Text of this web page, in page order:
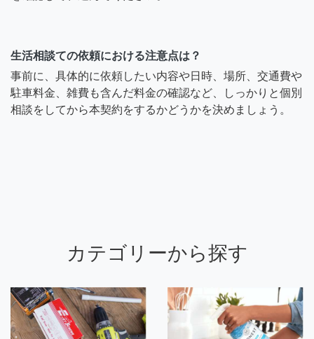
生活相談ての依頼における注意点は？
事前に、具体的に依頼したい内容や日時、場所、交通費や
駐車料金、雑費も含んだ料金の確認など、しっかりと個別
相談をしてから本契約をするかどうかを決めましょう。
カテゴリーから探す